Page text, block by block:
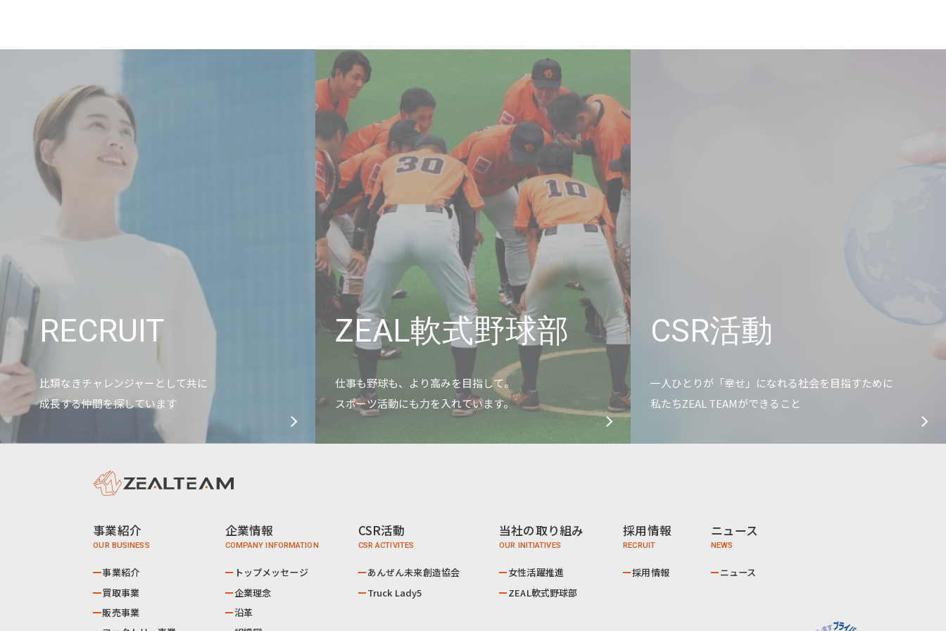
RECRUIT
比類なきチャレンジャーとして共に
成長する仲間を探しています
ZEAL軟式野球部
仕事も野球も、より高みを目指して。
スポーツ活動にも力を入れています。
CSR活動
一人ひとりが「幸せ」になれる社会を目指すために
私たちZEAL TEAMができること
事業紹介
事業紹介
買取事業
販売事業
企業情報
トップメッセージ
企業理念
沿革
CSR活動
あんぜん未来創造協会
Truck Lady5
当社の取り組み
女性活躍推進
ZEAL軟式野球部
採用情報
採用情報
ニュース
ニュース